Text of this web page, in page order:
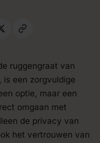
ruggengraat van
is een zorgvuldige
optie, maar een
omgaan met
de privacy van
het vertrouwen van